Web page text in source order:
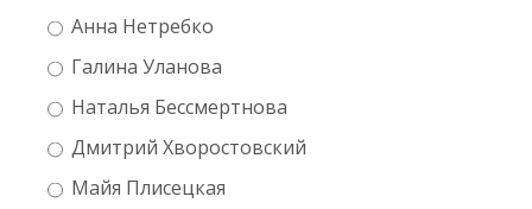
Анна Нетребко
Галина Уланова
Наталья Бессмертнова
Дмитрий Хворостовский
Майя Плисецкая